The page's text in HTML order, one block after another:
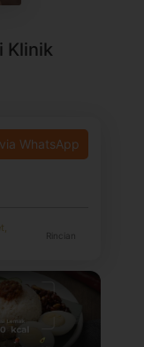
Klinik
WhatsApp
Rincian